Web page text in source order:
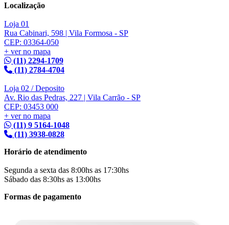
Localização
Loja 01
Rua Cabinari, 598 | Vila Formosa - SP
CEP: 03364-050
+ ver no mapa
(11) 2294-1709
(11) 2784-4704
Loja 02 / Deposito
Av. Rio das Pedras, 227 | Vila Carrão - SP
CEP: 03453 000
+ ver no mapa
(11) 9 5164-1048
(11) 3938-0828
Horário de atendimento
Segunda a sexta das 8:00hs as 17:30hs
Sábado das 8:30hs as 13:00hs
Formas de pagamento